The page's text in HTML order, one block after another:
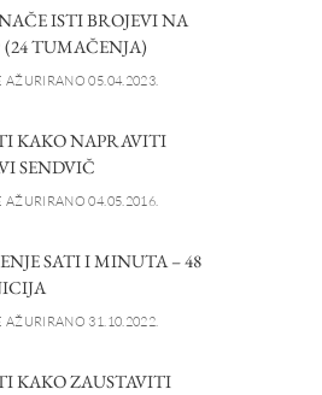
ISTI BROJEVI NA
(24 TUMAČENJA)
AŽURIRANO 05.04.2023.
KAKO NAPRAVITI
SENDVIČ
AŽURIRANO 04.05.2016.
SATI I MINUTA – 48
AŽURIRANO 31.10.2022.
KAKO ZAUSTAVITI